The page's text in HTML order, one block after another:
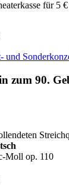
für 5
und
zum 90.
Moll op. 110